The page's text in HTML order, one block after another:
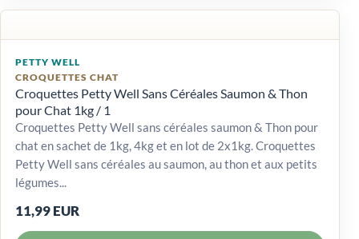
PETTY WELL
CROQUETTES CHAT
Croquettes Petty Well Sans Céréales Saumon & Thon
pour Chat 1kg / 1
Croquettes Petty Well sans céréales saumon & Thon pour
chat en sachet de 1kg, 4kg et en lot de 2x1kg. Croquettes
Petty Well sans céréales au saumon, au thon et aux petits
légumes...
11,99 EUR